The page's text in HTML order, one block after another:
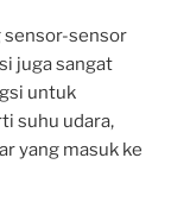
sensor-sensor
juga sangat
untuk
suhu udara,
yang masuk ke